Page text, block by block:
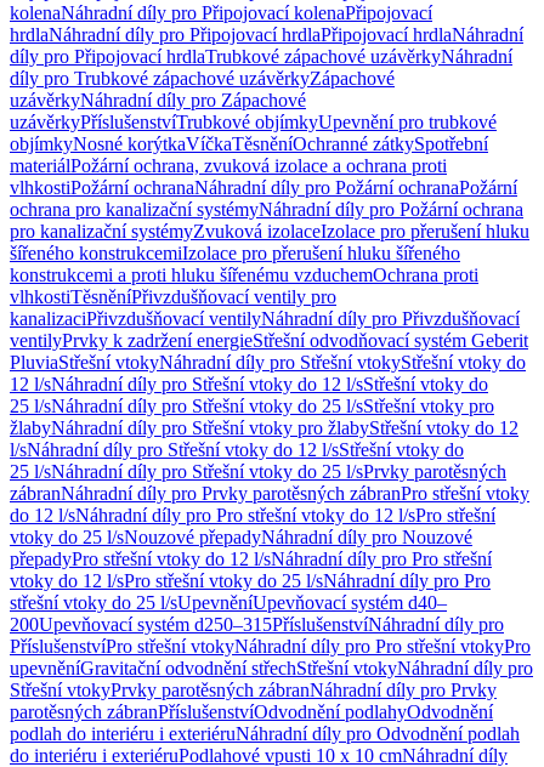
kolenaNáhradní díly pro Připojovací kolenaPřipojovací
hrdlaNáhradní díly pro Připojovací hrdlaPřipojovací hrdlaNáhradní
díly pro Připojovací hrdlaTrubkové zápachové uzávěrkyNáhradní
díly pro Trubkové zápachové uzávěrkyZápachové
uzávěrkyNáhradní díly pro Zápachové
uzávěrkyPříslušenstvíTrubkové objímkyUpevnění pro trubkové
objímkyNosné korýtkaVíčkaTěsněníOchranné zátkySpotřební
materiálPožární ochrana, zvuková izolace a ochrana proti
vlhkostiPožární ochranaNáhradní díly pro Požární ochranaPožární
ochrana pro kanalizační systémyNáhradní díly pro Požární ochrana
pro kanalizační systémyZvuková izolaceIzolace pro přerušení hluku
šířeného konstrukcemiIzolace pro přerušení hluku šířeného
konstrukcemi a proti hluku šířenému vzduchemOchrana proti
vlhkostiTěsněníPřivzdušňovací ventily pro
kanalizaciPřivzdušňovací ventilyNáhradní díly pro Přivzdušňovací
ventilyPrvky k zadržení energieStřešní odvodňovací systém Geberit
PluviaStřešní vtokyNáhradní díly pro Střešní vtokyStřešní vtoky do
12 l/sNáhradní díly pro Střešní vtoky do 12 l/sStřešní vtoky do
25 l/sNáhradní díly pro Střešní vtoky do 25 l/sStřešní vtoky pro
žlabyNáhradní díly pro Střešní vtoky pro žlabyStřešní vtoky do 12
l/sNáhradní díly pro Střešní vtoky do 12 l/sStřešní vtoky do
25 l/sNáhradní díly pro Střešní vtoky do 25 l/sPrvky parotěsných
zábranNáhradní díly pro Prvky parotěsných zábranPro střešní vtoky
do 12 l/sNáhradní díly pro Pro střešní vtoky do 12 l/sPro střešní
vtoky do 25 l/sNouzové přepadyNáhradní díly pro Nouzové
přepadyPro střešní vtoky do 12 l/sNáhradní díly pro Pro střešní
vtoky do 12 l/sPro střešní vtoky do 25 l/sNáhradní díly pro Pro
střešní vtoky do 25 l/sUpevněníUpevňovací systém d40–
200Upevňovací systém d250–315PříslušenstvíNáhradní díly pro
PříslušenstvíPro střešní vtokyNáhradní díly pro Pro střešní vtokyPro
upevněníGravitační odvodnění střechStřešní vtokyNáhradní díly pro
Střešní vtokyPrvky parotěsných zábranNáhradní díly pro Prvky
parotěsných zábranPříslušenstvíOdvodnění podlahyOdvodnění
podlah do interiéru i exteriéruNáhradní díly pro Odvodnění podlah
do interiéru i exteriéruPodlahové vpusti 10 x 10 cmNáhradní díly